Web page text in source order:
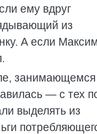
ему вдруг
из
А если
занимающемся
— с тех
выделять из